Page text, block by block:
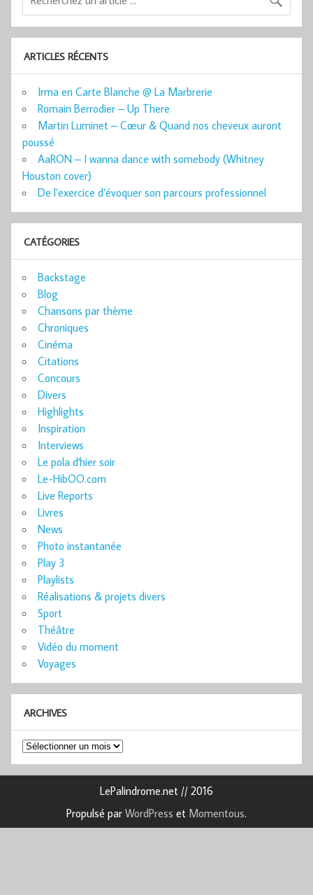
ARTICLES RÉCENTS
Irma en Carte Blanche @ La Marbrerie
Romain Berrodier – Up There
Martin Luminet – Cœur & Quand nos cheveux auront
poussé
AaRON – I wanna dance with somebody (Whitney
Houston cover)
De l’exercice d’évoquer son parcours professionnel
CATÉGORIES
Backstage
Blog
Chansons par thème
Chroniques
Cinéma
Citations
Concours
Divers
Highlights
Inspiration
Interviews
Le pola d'hier soir
Le-HibOO.com
Live Reports
Livres
News
Photo instantanée
Play 3
Playlists
Réalisations & projets divers
Sport
Théâtre
Vidéo du moment
Voyages
ARCHIVES
Archives
LePalindrome.net // 2016
Propulsé par WordPress et Momentous.